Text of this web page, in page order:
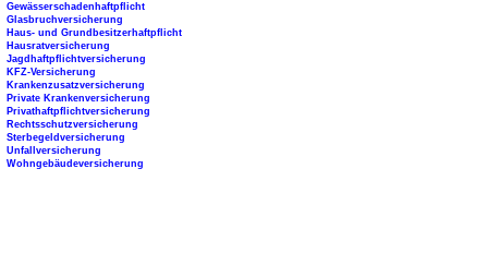
Gewässerschadenhaftpflicht
Glasbruchversicherung
Haus- und Grundbesitzerhaftpflicht
Hausratversicherung
Jagdhaftpflichtversicherung
KFZ-Versicherung
Krankenzusatzversicherung
Private Krankenversicherung
Privathaftpflichtversicherung
Rechtsschutzversicherung
Sterbegeldversicherung
Unfallversicherung
Wohngebäudeversicherung